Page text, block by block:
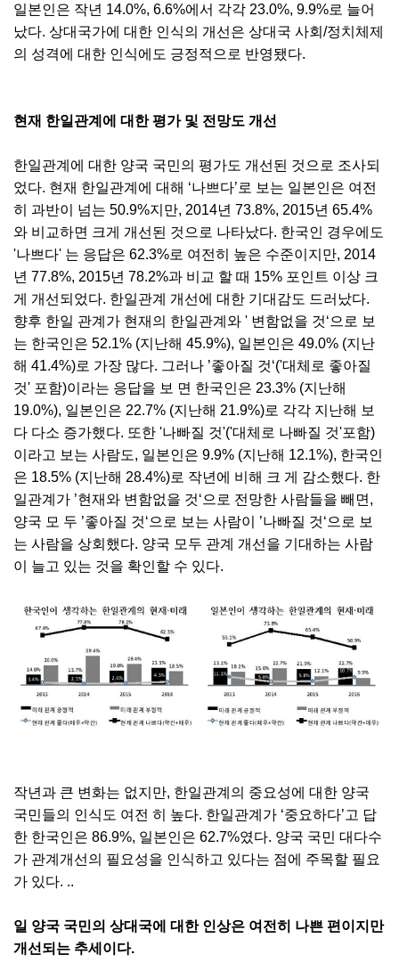
일본인은 작년 14.0%, 6.6%에서 각각 23.0%, 9.9%로 늘어
났다. 상대국가에 대한 인식의 개선은 상대국 사회/정치체제
의 성격에 대한 인식에도 긍정적으로 반영됐다.
현재 한일관계에 대한 평가 및 전망도 개선
한일관계에 대한 양국 국민의 평가도 개선된 것으로 조사되
었다. 현재 한일관계에 대해 ‘나쁘다’로 보는 일본인은 여전
히 과반이 넘는 50.9%지만, 2014년 73.8%, 2015년 65.4%
와 비교하면 크게 개선된 것으로 나타났다. 한국인 경우에도
'나쁘다' 는 응답은 62.3%로 여전히 높은 수준이지만, 2014
년 77.8%, 2015년 78.2%과 비교 할 때 15% 포인트 이상 크
게 개선되었다. 한일관계 개선에 대한 기대감도 드러났다.
향후 한일 관계가 현재의 한일관계와 ' 변함없을 것‘으로 보
는 한국인은 52.1% (지난해 45.9%), 일본인은 49.0% (지난
해 41.4%)로 가장 많다. 그러나 ’좋아질 것‘('대체로 좋아질
것' 포함)이라는 응답을 보 면 한국인은 23.3% (지난해
19.0%), 일본인은 22.7% (지난해 21.9%)로 각각 지난해 보
다 다소 증가했다. 또한 '나빠질 것'('대체로 나빠질 것'포함)
이라고 보는 사람도, 일본인은 9.9% (지난해 12.1%), 한국인
은 18.5% (지난해 28.4%)로 작년에 비해 크 게 감소했다. 한
일관계가 ’현재와 변함없을 것‘으로 전망한 사람들을 빼면,
양국 모 두 ’좋아질 것‘으로 보는 사람이 ’나빠질 것‘으로 보
는 사람을 상회했다. 양국 모두 관계 개선을 기대하는 사람
이 늘고 있는 것을 확인할 수 있다.
작년과 큰 변화는 없지만, 한일관계의 중요성에 대한 양국
국민들의 인식도 여전 히 높다. 한일관계가 ‘중요하다’고 답
한 한국인은 86.9%, 일본인은 62.7%였다. 양국 국민 대다수
가 관계개선의 필요성을 인식하고 있다는 점에 주목할 필요
가 있다. ..
일 양국 국민의 상대국에 대한 인상은 여전히 나쁜 편이지만
개선되는 추세이다.